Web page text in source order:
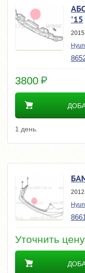
'15
3800
1 день.
Уточнить цену